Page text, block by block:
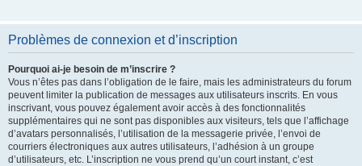
Problèmes de connexion et d’inscription
Pourquoi ai-je besoin de m’inscrire ?
Vous n’êtes pas dans l’obligation de le faire, mais les administrateurs du forum
peuvent limiter la publication de messages aux utilisateurs inscrits. En vous
inscrivant, vous pouvez également avoir accès à des fonctionnalités
supplémentaires qui ne sont pas disponibles aux visiteurs, tels que l’affichage
d’avatars personnalisés, l’utilisation de la messagerie privée, l’envoi de
courriers électroniques aux autres utilisateurs, l’adhésion à un groupe
d’utilisateurs, etc. L’inscription ne vous prend qu’un court instant, c’est